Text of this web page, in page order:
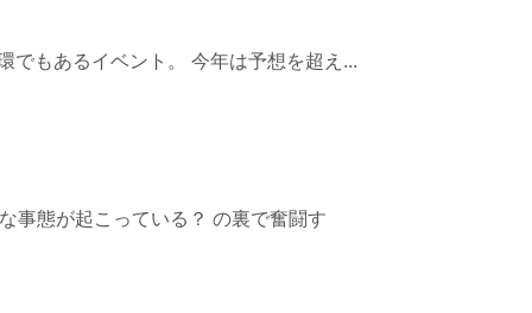
でもあるイベント。 今年は予想を超え...
事態が起こっている？ の裏で奮闘す